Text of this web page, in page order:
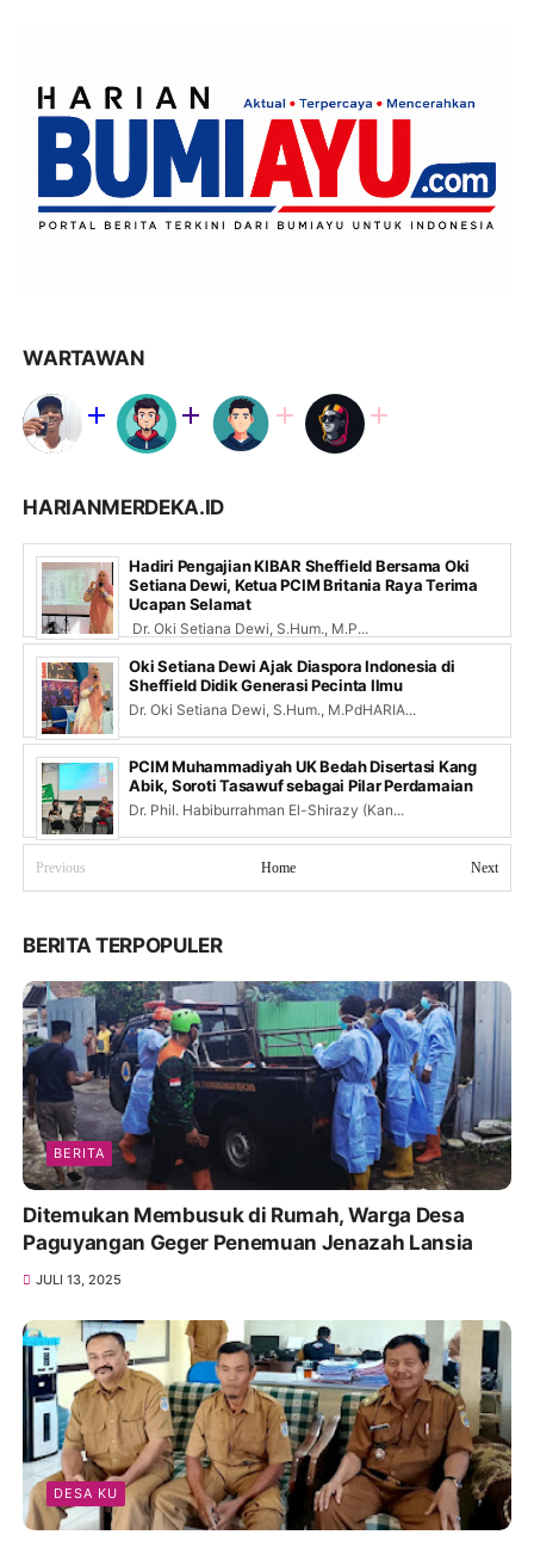
WARTAWAN
HARIANMERDEKA.ID
Hadiri Pengajian KIBAR Sheffield Bersama Oki
Setiana Dewi, Ketua PCIM Britania Raya Terima
Ucapan Selamat
Dr. Oki Setiana Dewi, S.Hum., M.P...
Oki Setiana Dewi Ajak Diaspora Indonesia di
Sheffield Didik Generasi Pecinta Ilmu
Dr. Oki Setiana Dewi, S.Hum., M.PdHARIA...
PCIM Muhammadiyah UK Bedah Disertasi Kang
Abik, Soroti Tasawuf sebagai Pilar Perdamaian
Dr. Phil. Habiburrahman El-Shirazy (Kan...
Previous Next
Home
BERITA TERPOPULER
BERITA
Ditemukan Membusuk di Rumah, Warga Desa
Paguyangan Geger Penemuan Jenazah Lansia
JULI 13, 2025
DESA KU